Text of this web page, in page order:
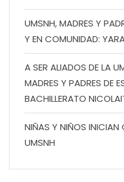
UMSNH, MADRES Y
Y EN COMUNIDAD:
A SER ALIADOS DE LA
MADRES Y PADRES DE
BACHILLERATO
NIÑAS Y NIÑOS INICIAN
UMSNH